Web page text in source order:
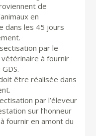
de
en
dans les 45 jours
par le
à fournir
être réalisée dans
par l’éleveur
sur l’honneur
fournir en amont du